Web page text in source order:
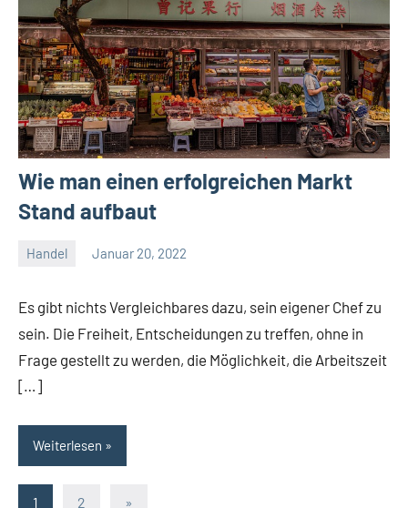
Wie man einen erfolgreichen Markt
Stand aufbaut
Handel Januar 20, 2022
Es gibt nichts Vergleichbares dazu, sein eigener Chef zu
sein. Die Freiheit, Entscheidungen zu treffen, ohne in
Frage gestellt zu werden, die Möglichkeit, die Arbeitszeit
[…]
Weiterlesen
Seitennummerierung
1 2
Nächste
»